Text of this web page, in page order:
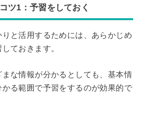
ツ1：予習をしておく
と活用するためには、あらかじめ
ておきます。
な情報が分かるとしても、基本情
る範囲で予習をするのが効果的で